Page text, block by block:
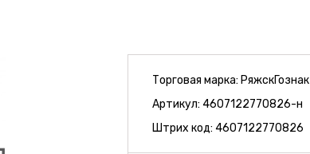
Торговая марка: РяжскГознак
Артикул:4607122770826-н
Штрих код:4607122770826